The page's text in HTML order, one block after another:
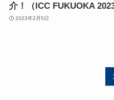
介！（ICC FUKUOKA 2023
2023年2月5日